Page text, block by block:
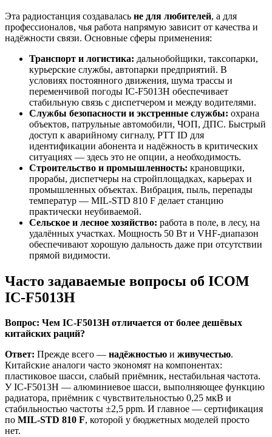
Эта радиостанция создавалась не для любителей, а для
профессионалов, чья работа напрямую зависит от качества и
надёжности связи. Основные сферы применения:
Транспорт и логистика: дальнобойщики, таксопарки,
курьерские службы, автопарки предприятий. В
условиях постоянного движения, шума трассы и
переменчивой погоды IC-F5013H обеспечивает
стабильную связь с диспетчером и между водителями.
Службы безопасности и экстренные службы: охрана
объектов, патрульные автомобили, ЧОП, ДПС. Быстрый
доступ к аварийному сигналу, PTT ID для
идентификации абонента и надёжность в критических
ситуациях — здесь это не опции, а необходимость.
Строительство и промышленность: крановщики,
прорабы, диспетчеры на стройплощадках, карьерах и
промышленных объектах. Вибрация, пыль, перепады
температур — MIL-STD 810 F делает станцию
практически неубиваемой.
Сельское и лесное хозяйство: работа в поле, в лесу, на
удалённых участках. Мощность 50 Вт и VHF-диапазон
обеспечивают хорошую дальность даже при отсутствии
прямой видимости.
Часто задаваемые вопросы об ICOM
IC-F5013H
Вопрос: Чем IC-F5013H отличается от более дешёвых
китайских раций?
Ответ: Прежде всего — надёжностью и живучестью.
Китайские аналоги часто экономят на компонентах:
пластиковое шасси, слабый приёмник, нестабильная частота.
У IC-F5013H — алюминиевое шасси, выполняющее функцию
радиатора, приёмник с чувствительностью 0,25 мкВ и
стабильностью частоты ±2,5 ppm. И главное — сертификация
по MIL-STD 810 F, которой у бюджетных моделей просто
нет.